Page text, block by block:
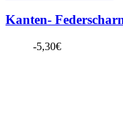
Kanten-
-5,30€